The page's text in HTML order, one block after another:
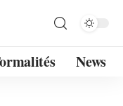
News